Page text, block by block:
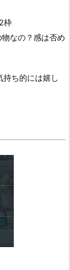
枠
なの？感は否め
持ち的には嬉し